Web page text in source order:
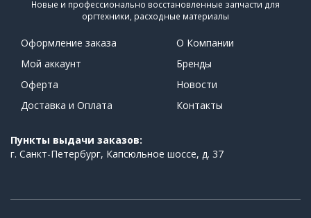
Новые и профессионально восстановленные запчасти для
оргтехники, расходные материалы
Оформление заказа
Мой аккаунт
Оферта
Доставка и Оплата
О Компании
Бренды
Новости
Контакты
Пункты выдачи заказов:
г. Санкт-Петербург, Капсюльное шоссе, д. 37